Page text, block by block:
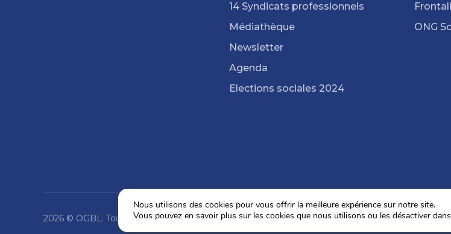
14 Syndicats professionnels
Médiathèque
Newsletter
Agenda
Elections sociales 2024
ONG
2026 © OGBL. Tous droits réservés.
Nous utilisons des cookies pour vous offrir la meilleure expérience sur notre site.
Vous pouvez en savoir plus sur les cookies que nous utilisons ou les désactiver